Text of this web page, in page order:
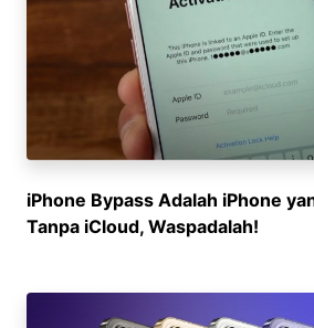
iPhone Bypass Adalah iPhone
Tanpa iCloud, Waspadalah!